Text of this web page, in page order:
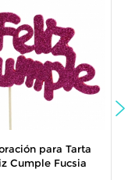
para Tarta
Cumple Fucsia